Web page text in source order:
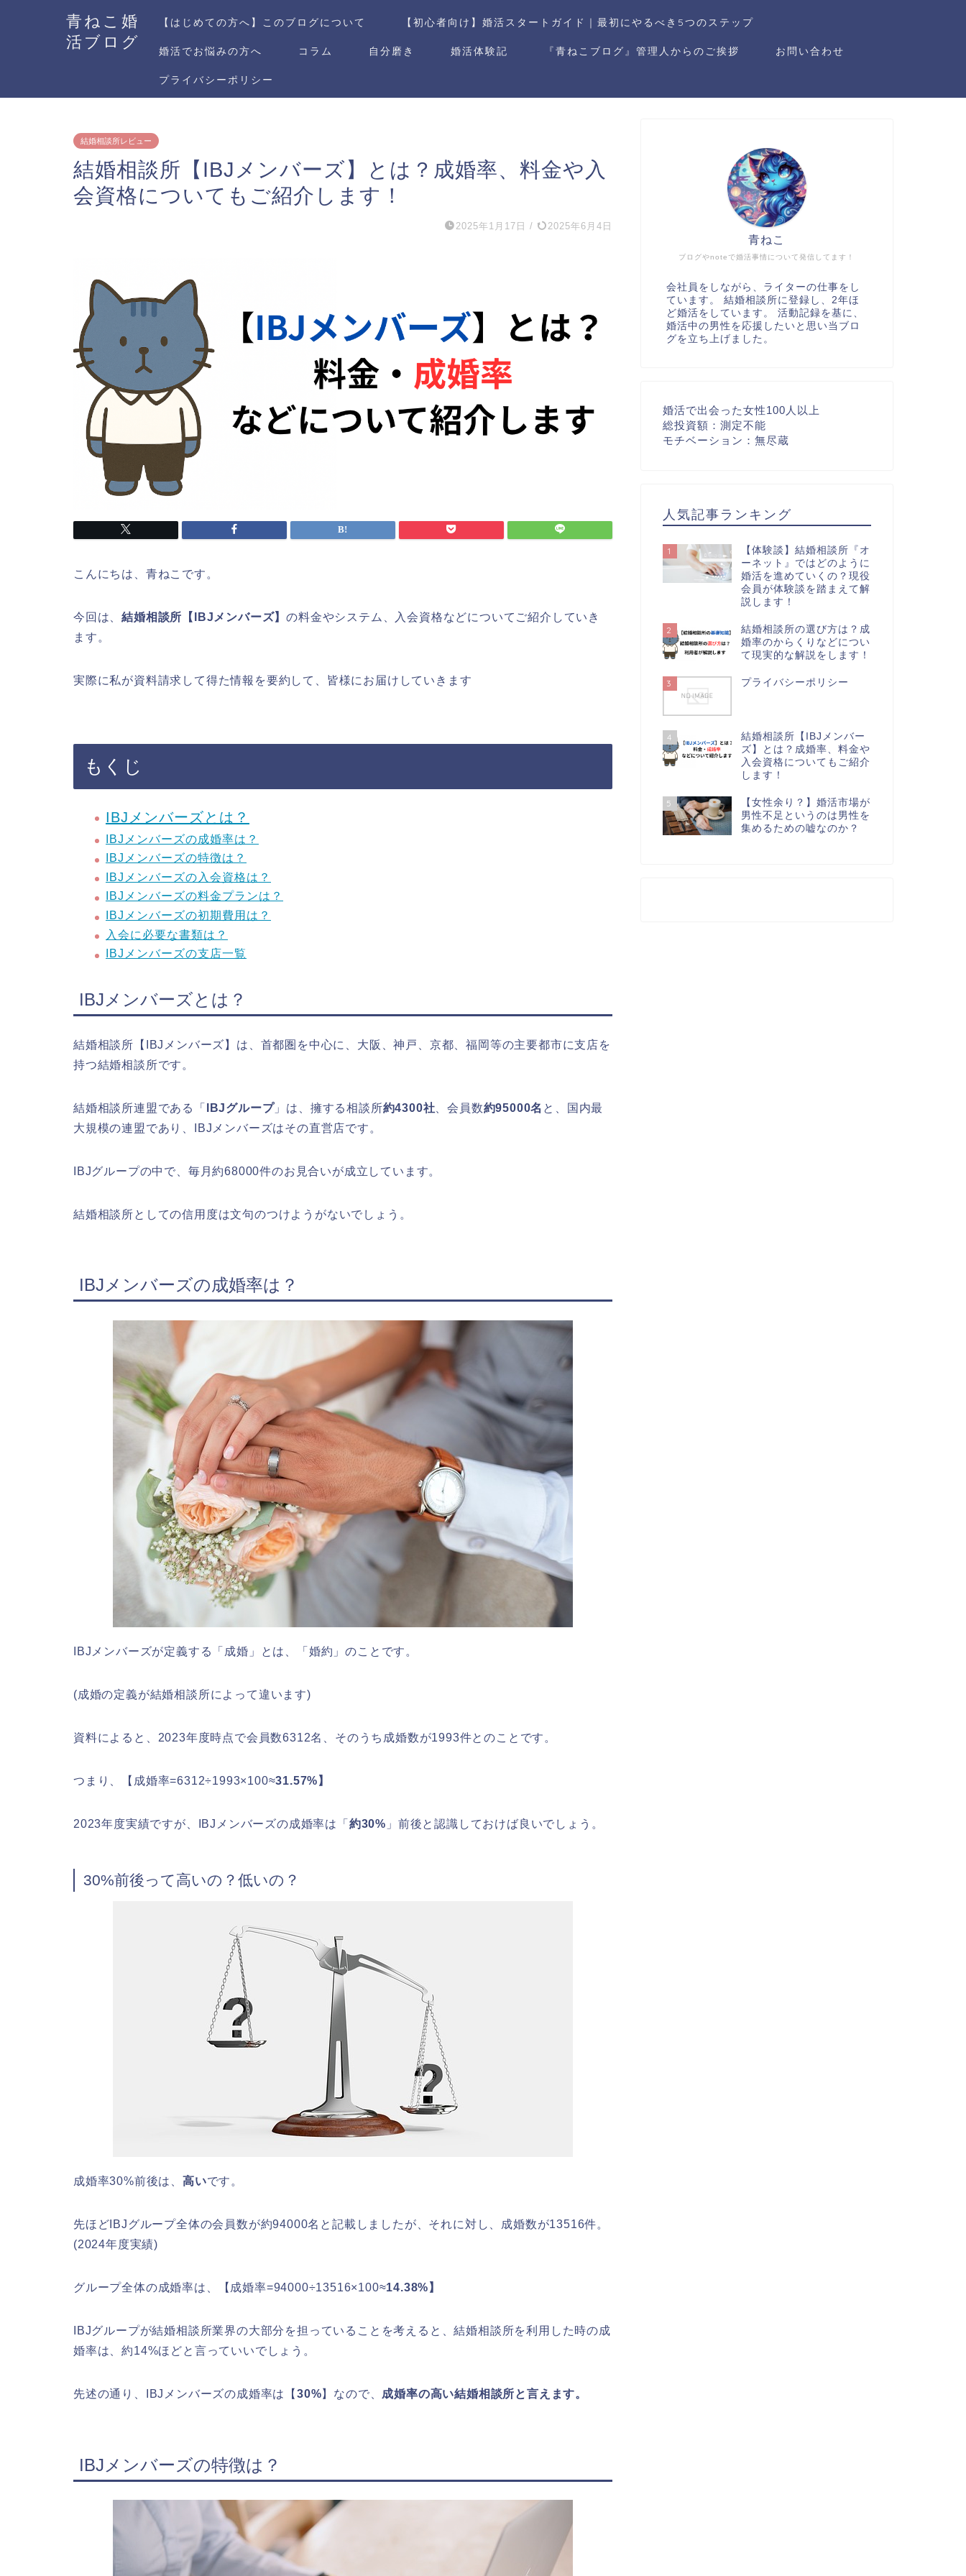
青ねこ婚
活ブログ
【はじめての方へ】このブログについて 【初心者向け】婚活スタートガイド｜最初にやるべき5つのステップ
婚活でお悩みの方へ コラム 自分磨き 婚活体験記 『青ねこブログ』管理人からのご挨拶 お問い合わせ
プライバシーポリシー
結婚相談所レビュー
結婚相談所【IBJメンバーズ】とは？成婚率、料金や入
会資格についてもご紹介します！
2025年1月17日 / 2025年6月4日
こんにちは、青ねこです。
今回は、結婚相談所【IBJメンバーズ】の料金やシステム、入会資格などについてご紹介していき
ます。
実際に私が資料請求して得た情報を要約して、皆様にお届けしていきます
もくじ
IBJメンバーズとは？
IBJメンバーズの成婚率は？
IBJメンバーズの特徴は？
IBJメンバーズの入会資格は？
IBJメンバーズの料金プランは？
IBJメンバーズの初期費用は？
入会に必要な書類は？
IBJメンバーズの支店一覧
IBJメンバーズとは？
結婚相談所【IBJメンバーズ】は、首都圏を中心に、大阪、神戸、京都、福岡等の主要都市に支店を
持つ結婚相談所です。
結婚相談所連盟である「 IBJグループ」は、擁する相談所約4300社 、会員数約95000名 と、国内最
大規模の連盟であり、IBJメンバーズはその直営店です。
IBJグループの中で、毎月約68000件のお見合いが成立しています。
結婚相談所としての信用度は文句のつけようがないでしょう。
IBJメンバーズの成婚率は？
IBJメンバーズが定義する「成婚」とは、「婚約」のことです。
(成婚の定義が結婚相談所によって違います)
資料によると、2023年度時点で会員数6312名、そのうち成婚数が1993件とのことです。
つまり、【成婚率=6312÷1993​×100≈31.57%】
2023年度実績ですが、IBJメンバーズの成婚率は「 約30% 」前後と認識しておけば良いでしょう。
30%前後って高いの？低いの？
成婚率30%前後は、 高いです。
先ほどIBJグループ全体の会員数が約94000名と記載しましたが、それに対し、成婚数が13516件。
(2024年度実績)
グループ全体の成婚率は、【成婚率=94000÷13516​×100≈14.38%】
IBJグループが結婚相談所業界の大部分を担っていることを考えると、結婚相談所を利用した時の成
婚率は、約14%ほどと言っていいでしょう。
先述の通り、IBJメンバーズの成婚率は【 30%】なので、 成婚率の高い結婚相談所と言えます。
IBJメンバーズの特徴は？
ブログやnoteで婚活事情について発信してます！
青ねこ
会社員をしながら、ライターの仕事をし
ています。 結婚相談所に登録し、2年ほ
ど婚活をしています。 活動記録を基に、
婚活中の男性を応援したいと思い当ブロ
グを立ち上げました。
婚活で出会った女性100人以上
総投資額：測定不能
モチベーション：無尽蔵
人気記事ランキング
1
【体験談】結婚相談所『オ
ーネット』ではどのように
婚活を進めていくの？現役
会員が体験談を踏まえて解
説します！
2
結婚相談所の選び方は？成
婚率のからくりなどについ
て現実的な解説をします！
3 プライバシーポリシー
4
結婚相談所【IBJメンバー
ズ】とは？成婚率、料金や
入会資格についてもご紹介
します！
5
【女性余り？】婚活市場が
男性不足というのは男性を
集めるための嘘なのか？